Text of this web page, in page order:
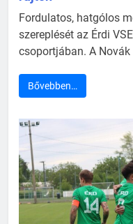
Fordulatos, hatgólos
szereplését az Érdi
csoportjában. A
Bővebben…